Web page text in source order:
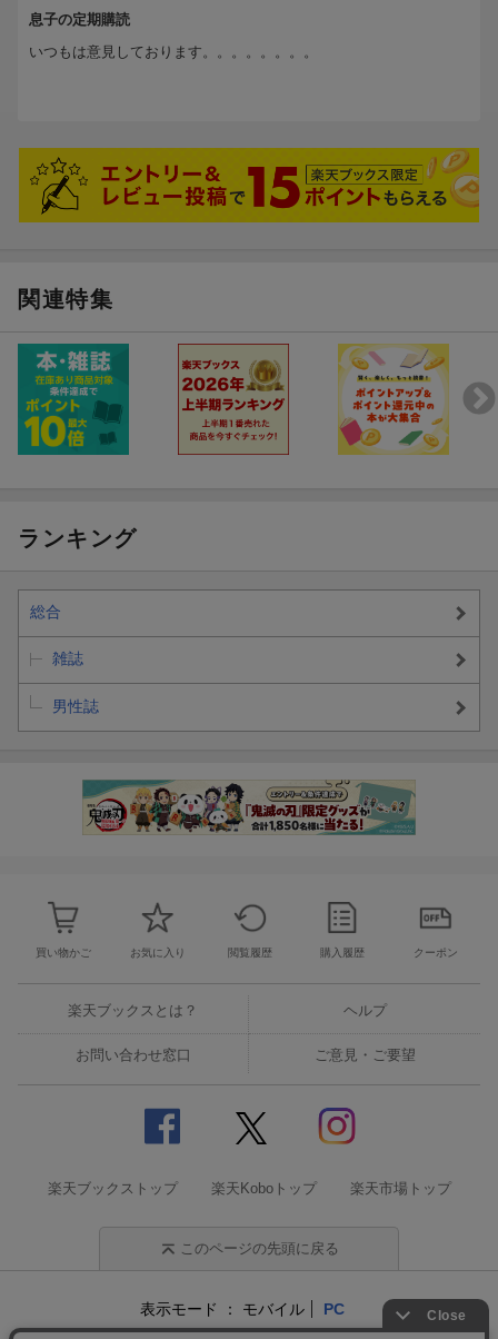
息子の定期購読
いつもは意見しております。。。。。。。。
関連特集
ランキング
総合
雑誌
男性誌
買い物かご お気に入り 閲覧履歴 購入履歴 クーポン
楽天ブックスとは？ ヘルプ
お問い合わせ窓口 ご意見・ご要望
楽天ブックストップ 楽天Koboトップ 楽天市場トップ
このページの先頭に戻る
表示モード モバイル PC